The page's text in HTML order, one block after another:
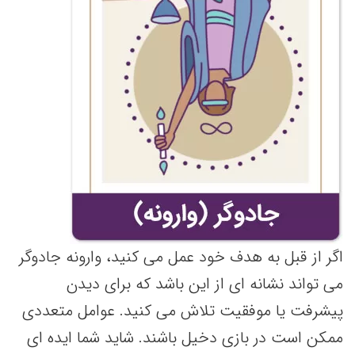
اگر از قبل به هدف خود عمل می کنید، وارونه جادوگر
می تواند نشانه ای از این باشد که برای دیدن
پیشرفت یا موفقیت تلاش می کنید. عوامل متعددی
ممکن است در بازی دخیل باشند. شاید شما ایده ای